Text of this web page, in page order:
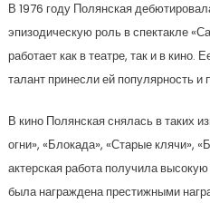
В 1976 году Полянская
эпизодическую роль в спектакле
работает как в театре, так и в кино.
талант принесли ей популярность и
В кино Полянская снялась в таких
огни», «Блокада», «Старые клячи»,
актерская работа получила
была награждена престижными